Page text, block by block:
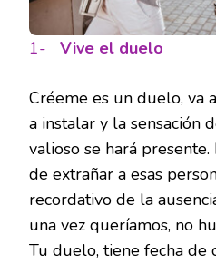
1- Vive el duelo
Créeme es un duelo, va
a instalar y la sensación
valioso se hará
de extrañar a esas
recordativo de la
una vez queríamos, no
Tu duelo, tiene fecha de